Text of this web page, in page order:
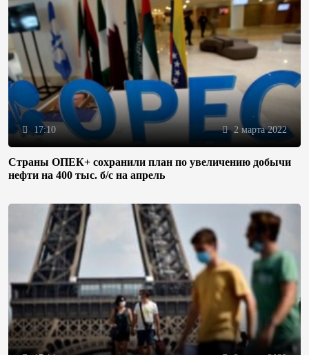
17:10 2 марта 2022
Страны ОПЕК+ сохранили план по увеличению добычи
нефти на 400 тыс. б/с на апрель